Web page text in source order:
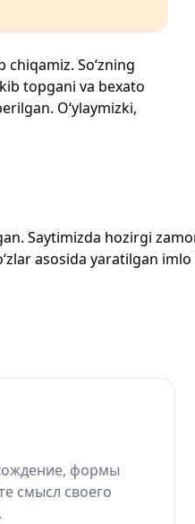
So‘zning
topgani va bexato
O‘ylaymizki,
Saytimizda hozirgi
asosida yaratilgan imlo
формы
смысл своего